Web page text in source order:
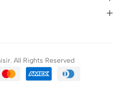
All Rights Reserved